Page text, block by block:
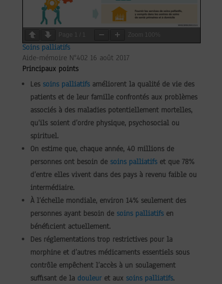
Page Zoom
Soins palliatifs
Aide-mémoire N°402 16 août 2017
Principaux points
Les soins palliatifsaméliorent la qualité de vie des
patients et de leur famille confrontés aux problèmes
associés à des maladies potentiellement mortelles,
qu’ils soient d’ordre physique, psychosocial ou
spirituel.
On estime que, chaque année, 40 millions de
personnes ont besoin de soins palliatifset que 78%
d’entre elles vivent dans des pays à revenu faible ou
intermédiaire.
À l’échelle mondiale, environ 14% seulement des
personnes ayant besoin de soins palliatifsen
bénéficient actuellement.
Des réglementations trop restrictives pour la
morphine et d’autres médicaments essentiels sous
contrôle empêchent l’accès à un soulagement
suffisant de la douleuret aux soins palliatifs.